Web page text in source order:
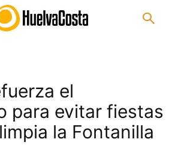
el
para evitar fiestas
la Fontanilla